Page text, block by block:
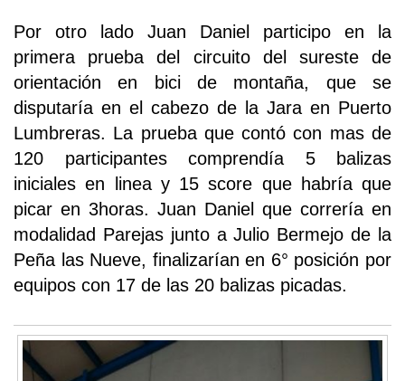
Por otro lado Juan Daniel participo en la
primera prueba del circuito del sureste de
orientación en bici de montaña, que se
disputaría en el cabezo de la Jara en Puerto
Lumbreras. La prueba que contó con mas de
120 participantes comprendía 5 balizas
iniciales en linea y 15 score que habría que
picar en 3horas. Juan Daniel que correría en
modalidad Parejas junto a Julio Bermejo de la
Peña las Nueve, finalizarían en 6° posición por
equipos con 17 de las 20 balizas picadas.